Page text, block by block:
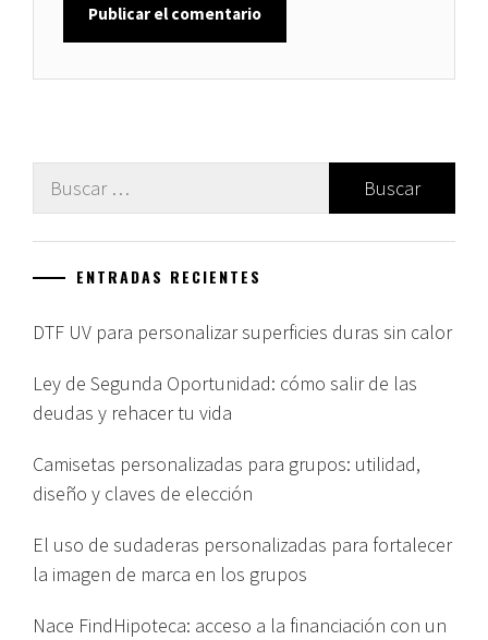
ENTRADAS RECIENTES
DTF UV para personalizar superficies duras sin calor
Ley de Segunda Oportunidad: cómo salir de las
deudas y rehacer tu vida
Camisetas personalizadas para grupos: utilidad,
diseño y claves de elección
El uso de sudaderas personalizadas para fortalecer
la imagen de marca en los grupos
Nace FindHipoteca: acceso a la financiación con un